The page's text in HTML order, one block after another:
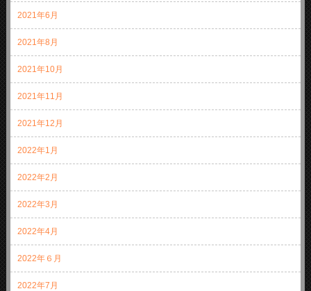
2021年6月
2021年8月
2021年10月
2021年11月
2021年12月
2022年1月
2022年2月
2022年3月
2022年4月
2022年６月
2022年7月